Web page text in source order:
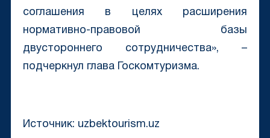
соглашения в целях расширения
нормативно-правовой базы
двустороннего сотрудничества», –
подчеркнул глава Госкомтуризма.
Источник: uzbektourism.uz